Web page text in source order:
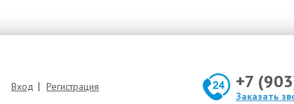
Вход | Регистрация +7
Заказать